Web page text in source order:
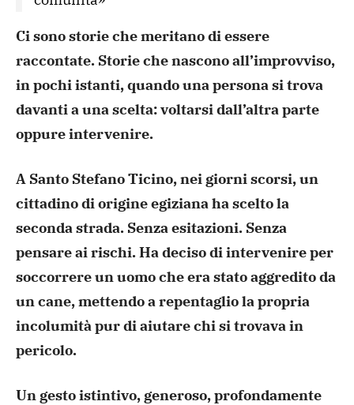
Ci sono storie che meritano di essere
raccontate. Storie che nascono all’improvviso,
in pochi istanti, quando una persona si trova
davanti a una scelta: voltarsi dall’altra parte
oppure intervenire.
A Santo Stefano Ticino, nei giorni scorsi, un
cittadino di origine egiziana ha scelto la
seconda strada. Senza esitazioni. Senza
pensare ai rischi. Ha deciso di intervenire per
soccorrere un uomo che era stato aggredito da
un cane, mettendo a repentaglio la propria
incolumità pur di aiutare chi si trovava in
pericolo.
Un gesto istintivo, generoso, profondamente